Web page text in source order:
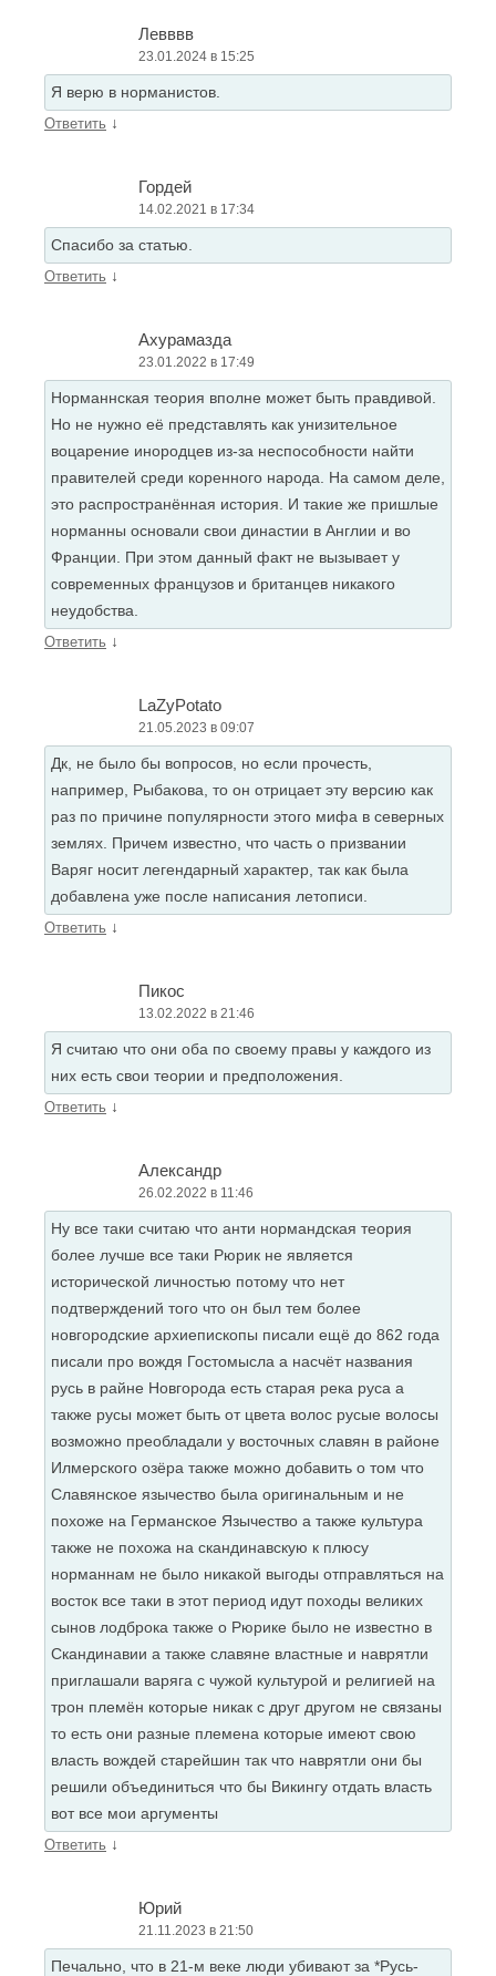
Левввв
23.01.2024 в 15:25
Я верю в норманистов.
Ответить ↓
Гордей
14.02.2021 в 17:34
Спасибо за статью.
Ответить ↓
Ахурамазда
23.01.2022 в 17:49
Норманнская теория вполне может быть правдивой.
Но не нужно её представлять как унизительное
воцарение инородцев из-за неспособности найти
правителей среди коренного народа. На самом деле,
это распространённая история. И такие же пришлые
норманны основали свои династии в Англии и во
Франции. При этом данный факт не вызывает у
современных французов и британцев никакого
неудобства.
Ответить ↓
LaZyPotato
21.05.2023 в 09:07
Дк, не было бы вопросов, но если прочесть,
например, Рыбакова, то он отрицает эту версию как
раз по причине популярности этого мифа в северных
землях. Причем известно, что часть о призвании
Варяг носит легендарный характер, так как была
добавлена уже после написания летописи.
Ответить ↓
Пикос
13.02.2022 в 21:46
Я считаю что они оба по своему правы у каждого из
них есть свои теории и предположения.
Ответить ↓
Александр
26.02.2022 в 11:46
Ну все таки считаю что анти нормандская теория
более лучше все таки Рюрик не является
исторической личностью потому что нет
подтверждений того что он был тем более
новгородские архиепископы писали ещё до 862 года
писали про вождя Гостомысла а насчёт названия
русь в райне Новгорода есть старая река руса а
также русы может быть от цвета волос русые волосы
возможно преобладали у восточных славян в районе
Илмерского озёра также можно добавить о том что
Славянское язычество была оригинальным и не
похоже на Германское Язычество а также культура
также не похожа на скандинавскую к плюсу
норманнам не было никакой выгоды отправляться на
восток все таки в этот период идут походы великих
сынов лодброка также о Рюрике было не известно в
Скандинавии а также славяне властные и наврятли
приглашали варяга с чужой культурой и религией на
трон племён которые никак с друг другом не связаны
то есть они разные племена которые имеют свою
власть вождей старейшин так что наврятли они бы
решили объединиться что бы Викингу отдать власть
вот все мои аргументы
Ответить ↓
Юрий
21.11.2023 в 21:50
Печально, что в 21-м веке люди убивают за *Русь-